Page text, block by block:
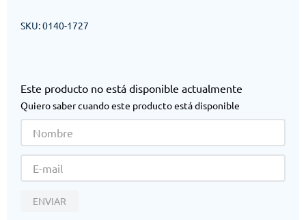
SKU:0140-1727
Este producto no está disponible actualmente
Quiero saber cuando este producto está disponible
ENVIAR